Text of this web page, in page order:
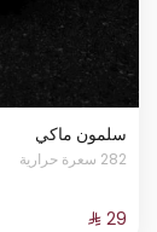
سلمون ماكي
282 سعرة حرارية